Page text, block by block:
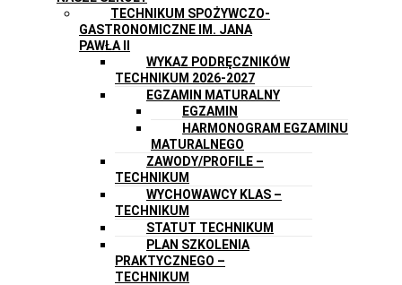
TECHNIKUM SPOŻYWCZO-
GASTRONOMICZNE IM. JANA
PAWŁA II
WYKAZ PODRĘCZNIKÓW
TECHNIKUM 2026-2027
EGZAMIN MATURALNY
EGZAMIN
HARMONOGRAM EGZAMINU
MATURALNEGO
ZAWODY/PROFILE –
TECHNIKUM
WYCHOWAWCY KLAS –
TECHNIKUM
STATUT TECHNIKUM
PLAN SZKOLENIA
PRAKTYCZNEGO –
TECHNIKUM